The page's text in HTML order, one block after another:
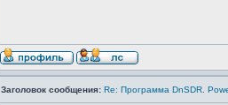
Заголовок сообщения: Re: Программа DnSDR.